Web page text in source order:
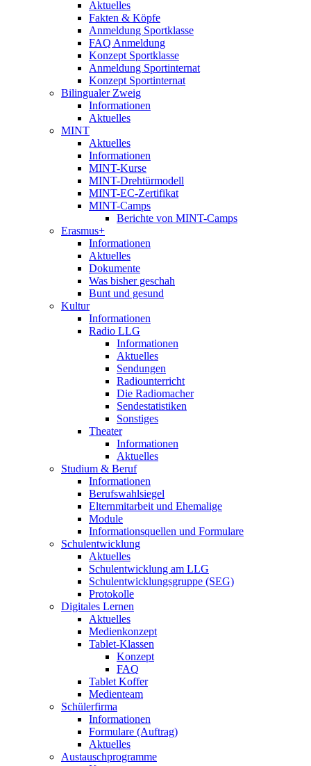
Aktuelles
Fakten & Köpfe
Anmeldung Sportklasse
FAQ Anmeldung
Konzept Sportklasse
Anmeldung Sportinternat
Konzept Sportinternat
Bilingualer Zweig
Informationen
Aktuelles
MINT
Aktuelles
Informationen
MINT-Kurse
MINT-Drehtürmodell
MINT-EC-Zertifikat
MINT-Camps
Berichte von MINT-Camps
Erasmus+
Informationen
Aktuelles
Dokumente
Was bisher geschah
Bunt und gesund
Kultur
Informationen
Radio LLG
Informationen
Aktuelles
Sendungen
Radiounterricht
Die Radiomacher
Sendestatistiken
Sonstiges
Theater
Informationen
Aktuelles
Studium & Beruf
Informationen
Berufswahlsiegel
Elternmitarbeit und Ehemalige
Module
Informationsquellen und Formulare
Schulentwicklung
Aktuelles
Schulentwicklung am LLG
Schulentwicklungsgruppe (SEG)
Protokolle
Digitales Lernen
Aktuelles
Medienkonzept
Tablet-Klassen
Konzept
FAQ
Tablet Koffer
Medienteam
Schülerfirma
Informationen
Formulare (Auftrag)
Aktuelles
Austauschprogramme